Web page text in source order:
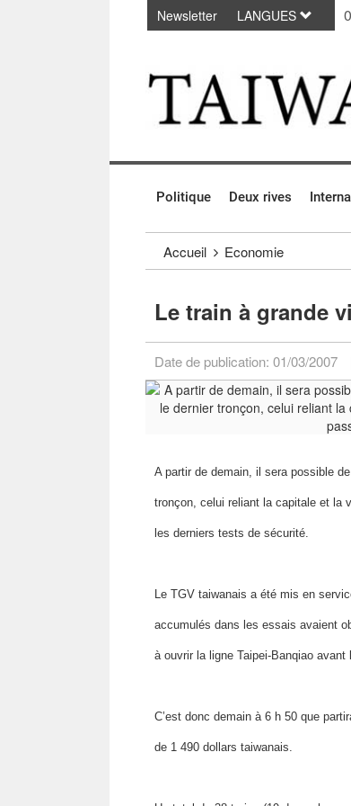
Passer au contenu principal
Newsletter LANGUES
Politique Deux rives
Accueil Economie
Le train à grande
Date de publication: 01/03/2007
A partir de demain, il sera possible
tronçon, celui reliant la capitale et la
les derniers tests de sécurité.
Le TGV taiwanais a été mis en
accumulés dans les essais avaient
à ouvrir la ligne Taipei-Banqiao
C’est donc demain à 6 h 50 que
de 1 490 dollars taiwanais.